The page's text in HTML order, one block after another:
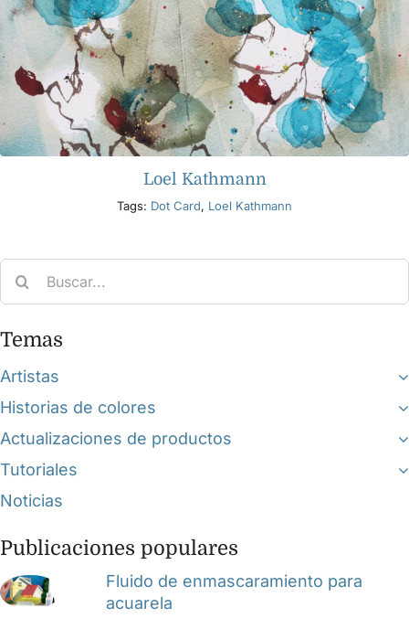
Loel Kathmann
Tags: Dot Card, Loel Kathmann
Temas
Artistas
Historias de colores
Actualizaciones de productos
Tutoriales
Noticias
Publicaciones populares
Fluido de enmascaramiento para
acuarela